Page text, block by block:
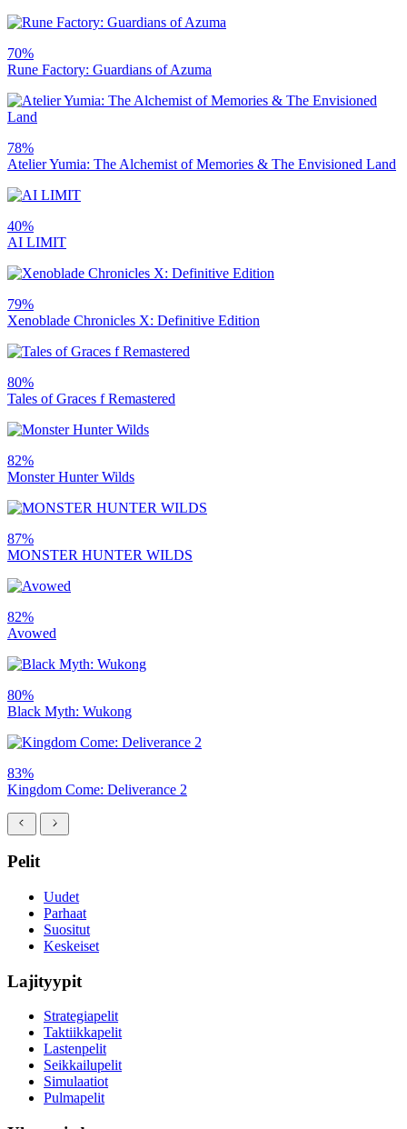
70%
Rune Factory: Guardians of Azuma
78%
Atelier Yumia: The Alchemist of Memories & The Envisioned Land
40%
AI LIMIT
79%
Xenoblade Chronicles X: Definitive Edition
80%
Tales of Graces f Remastered
82%
Monster Hunter Wilds
87%
MONSTER HUNTER WILDS
82%
Avowed
80%
Black Myth: Wukong
83%
Kingdom Come: Deliverance 2
Pelit
Uudet
Parhaat
Suositut
Keskeiset
Lajityypit
Strategiapelit
Taktiikkapelit
Lastenpelit
Seikkailupelit
Simulaatiot
Pulmapelit